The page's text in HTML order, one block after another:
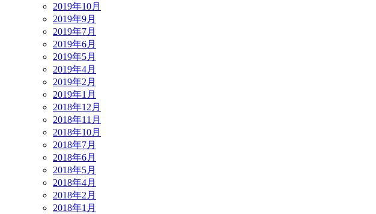
2019年10月
2019年9月
2019年7月
2019年6月
2019年5月
2019年4月
2019年2月
2019年1月
2018年12月
2018年11月
2018年10月
2018年7月
2018年6月
2018年5月
2018年4月
2018年2月
2018年1月